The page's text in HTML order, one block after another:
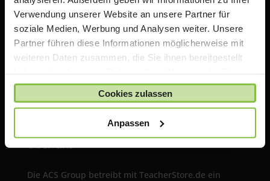
Verwendung unserer Website an unsere Partner für
soziale Medien, Werbung und Analysen weiter. Unsere
Partner führen diese Informationen möglicherweise mit
weiteren Daten zusammen, die Sie ihnen bereitgestellt
gesammelt haben.
Cookies zulassen
Anpassen
ACS Group GmbH
Otto-Hahn-Str. 38a
85521 Ottobrunn / Riemerling
Deutschland
t: +49 (0)89 1893130-10
f: +49 (0)89 1893130-30
Über uns
Die ACS Group betreibt mit TeacherStore.de ein